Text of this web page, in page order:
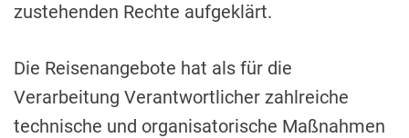
zustehenden Rechte aufgeklärt.
Die Reisenangebote hat als für die
Verarbeitung Verantwortlicher zahlreiche
technische und organisatorische Maßnahmen